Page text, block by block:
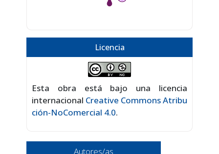
Licencia
Esta obra está bajo una licencia
internacional Creative Commons Atribu
ción-NoComercial 4.0.
Autores/as